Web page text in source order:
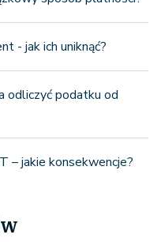
- jak ich uniknąć?
odliczyć podatku od
– jakie konsekwencje?